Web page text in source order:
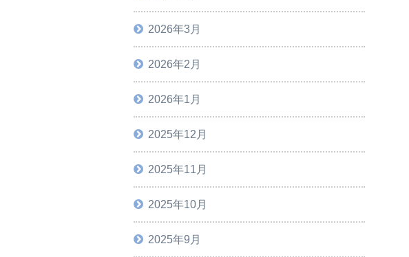
2026年3月
2026年2月
2026年1月
2025年12月
2025年11月
2025年10月
2025年9月